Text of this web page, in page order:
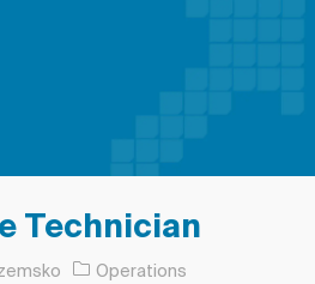
Technician
Operations